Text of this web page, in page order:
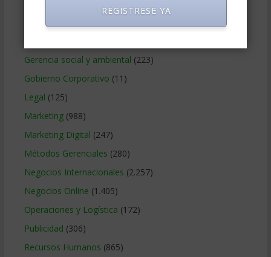
Estrategia Empresarial
Gerencia social y ambiental (223)
Gobierno Corporativo (11)
Legal (125)
Marketing(988)
Marketing Digital (247)
Métodos Gerenciales (280)
Negocios Internacionales (2.257)
Negocios Online (1.405)
Operaciones y Logística (172)
Publicidad (306)
Recursos Humanos (865)
REGISTRESE YA